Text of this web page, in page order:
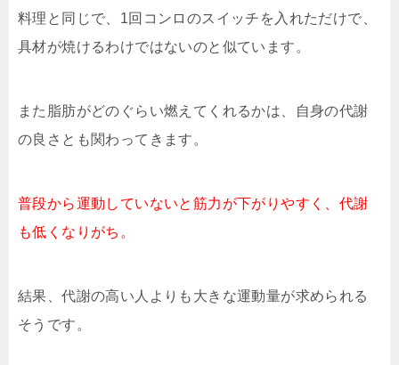
料理と同じで、1回コンロのスイッチを入れただけで、
具材が焼けるわけではないのと似ています。
また脂肪がどのぐらい燃えてくれるかは、自身の代謝
の良さとも関わってきます。
普段から運動していないと筋力が下がりやすく、代謝
も低くなりがち。
結果、代謝の高い人よりも大きな運動量が求められる
そうです。